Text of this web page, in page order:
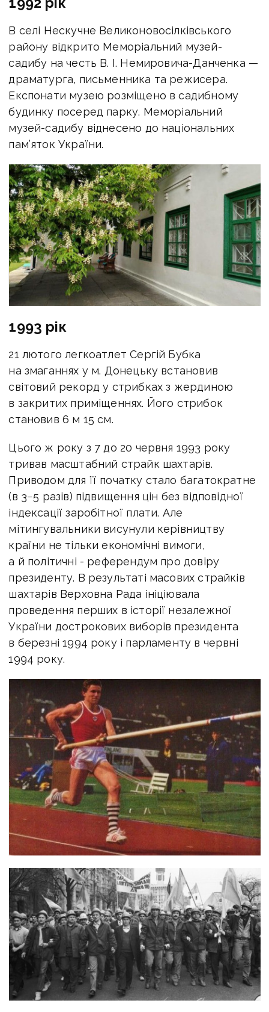
В селі Нескучне Великоновосілківського
району відкрито Меморіальний музей-
садибу на честь В. І. Немировича-Данченка —
драматурга, письменника та режисера.
Експонати музею розміщено в садибному
будинку посеред парку. Меморіальний
музей-садибу віднесено до національних
пам’яток України.
1993 рік
21 лютого легкоатлет Сергій Бубка
на змаганнях у м. Донецьку встановив
світовий рекорд у стрибках з жердиною
в закритих приміщеннях. Його стрибок
становив 6 м 15 см.
Цього ж року з 7 до 20 червня 1993 року
тривав масштабний страйк шахтарів.
Приводом для її початку стало багатократне
(в 3−5 разів) підвищення цін без відповідної
індексації заробітної плати. Але
мітингувальники висунули керівництву
країни не тільки економічні вимоги,
а й політичні - референдум про довіру
президенту. В результаті масових страйків
шахтарів Верховна Рада ініціювала
проведення перших в історії незалежної
України дострокових виборів президента
в березні 1994 року і парламенту в червні
1994 року.